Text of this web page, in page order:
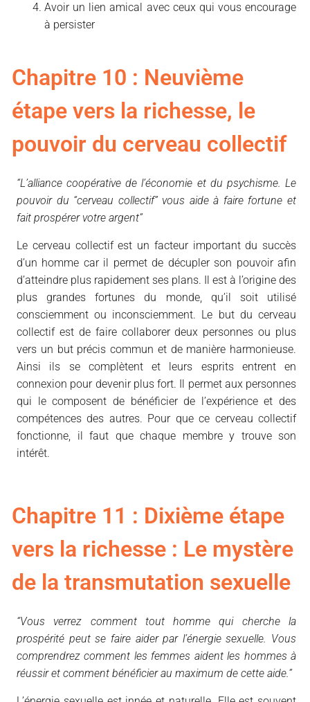
Avoir un lien amical avec ceux qui vous encourage
à persister
Chapitre 10 : Neuvième
étape vers la richesse, le
pouvoir du cerveau collectif
“L’alliance coopérative de l’économie et du psychisme. Le
pouvoir du “cerveau collectif” vous aide à faire fortune et
fait prospérer votre argent”
Le cerveau collectif est un facteur important du succès
d’un homme car il permet de décupler son pouvoir afin
d’atteindre plus rapidement ses plans. Il est à l’origine des
plus grandes fortunes du monde, qu’il soit utilisé
consciemment ou inconsciemment. Le but du cerveau
collectif est de faire collaborer deux personnes ou plus
vers un but précis commun et de manière harmonieuse.
Ainsi ils se complètent et leurs esprits entrent en
connexion pour devenir plus fort. Il permet aux personnes
qui le composent de bénéficier de l’expérience et des
compétences des autres. Pour que ce cerveau collectif
fonctionne, il faut que chaque membre y trouve son
intérêt.
Chapitre 11 : Dixième étape
vers la richesse : Le mystère
de la transmutation sexuelle
“Vous verrez comment tout homme qui cherche la
prospérité peut se faire aider par l’énergie sexuelle. Vous
comprendrez comment les femmes aident les hommes à
réussir et comment bénéficier au maximum de cette aide.”